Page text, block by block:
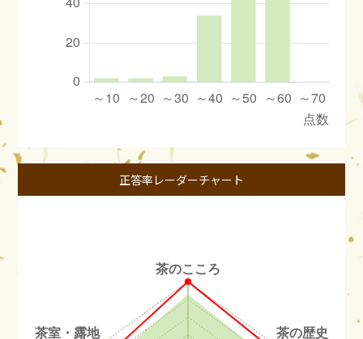
正答率レーダーチャート